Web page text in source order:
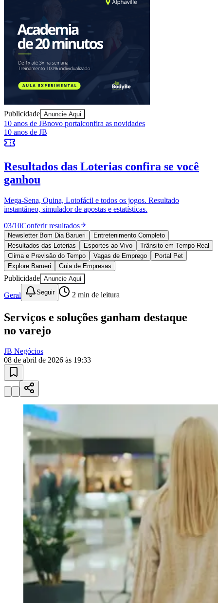
Sport
Publicidade Anuncie Aqui
10 anos de JBnovo portal
Esportes ao Vivo
atualizadas
Paulistão, Brasileirão, Champions League e mais. Placar em tempo
real, classificação e notícias esportivas.
Acompanhar jogos
Newsletter Bom Dia Barueri
Resultados das Loterias
Esportes ao Vivo
Trânsito em Tempo Real
Clima e Previsão do Tempo
Vagas de Emprego
Portal Pet
Explore Barueri
Guia de Empresas
Publicidade Anuncie Aqui
Seguir 2min de leitura
Serviços e soluções ganham destaque
no varejo
JB Negócios
08 de abril de 2026 às 19:33